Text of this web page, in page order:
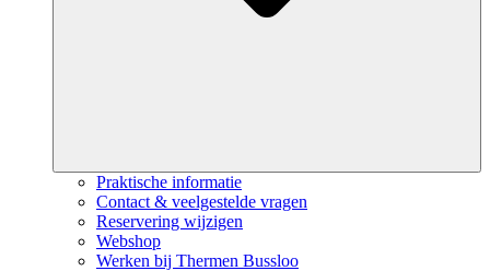
Praktische informatie
Contact & veelgestelde vragen
Reservering wijzigen
Webshop
Werken bij Thermen Bussloo